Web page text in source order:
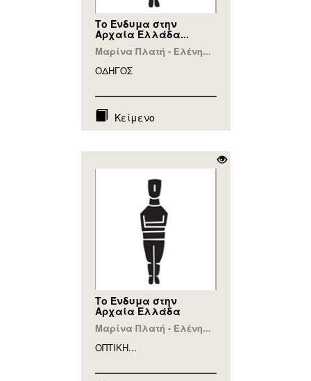
Το Ένδυμα στην
Αρχαία Ελλάδα...
Μαρίνα Πλατή - Ελένη...
ΟΔΗΓΟΣ
Κείμενο
Το Ένδυμα στην
Αρχαία Ελλάδα
Μαρίνα Πλατή - Ελένη...
ΟΠΤΙΚΗ...